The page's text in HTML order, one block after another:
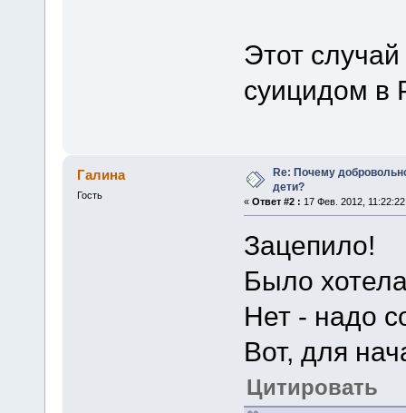
Этот
суицидом в
Галина
Гость
Re: Почему
дети?
« Ответ #2 : 17 Фев. 2012,
Зацепило!
Было
Нет - надо
Вот, для
Цитировать